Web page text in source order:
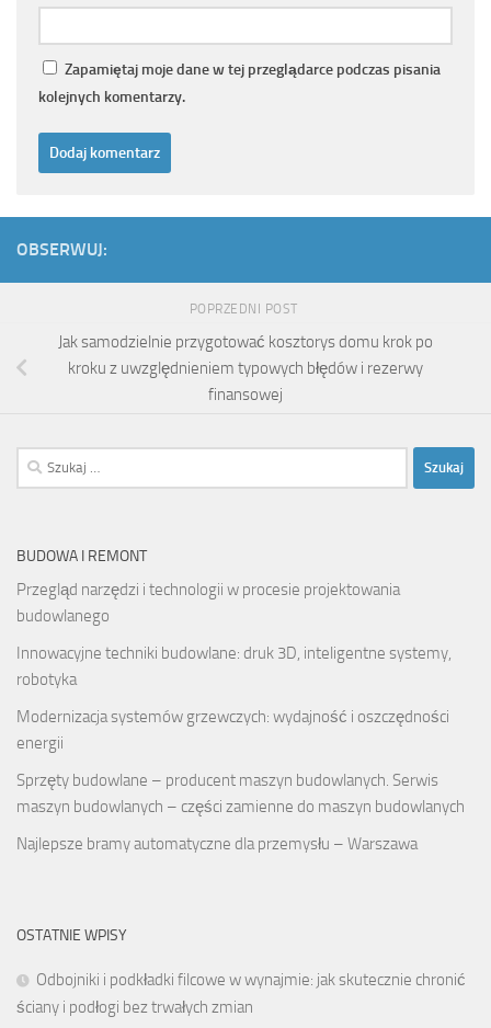
Zapamiętaj moje dane w tej przeglądarce podczas pisania
kolejnych komentarzy.
OBSERWUJ:
POPRZEDNI POST
Jak samodzielnie przygotować kosztorys domu krok po
kroku z uwzględnieniem typowych błędów i rezerwy
finansowej
Szukaj:
BUDOWA I REMONT
Przegląd narzędzi i technologii w procesie projektowania
budowlanego
Innowacyjne techniki budowlane: druk 3D, inteligentne systemy,
robotyka
Modernizacja systemów grzewczych: wydajność i oszczędności
energii
Sprzęty budowlane – producent maszyn budowlanych. Serwis
maszyn budowlanych – części zamienne do maszyn budowlanych
Najlepsze bramy automatyczne dla przemysłu – Warszawa
OSTATNIE WPISY
Odbojniki i podkładki filcowe w wynajmie: jak skutecznie chronić
ściany i podłogi bez trwałych zmian